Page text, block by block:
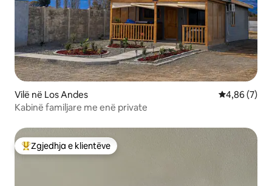
Vilë në Los Andes Vlerësimi
4,86 (7)
Kabinë familjare me enë private
Më të mirat e zgjedhjeve të klientëve
Zgjedhja e klientëve